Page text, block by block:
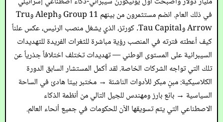
في ذلك العام. انضم مستثمرون من بينهم Group 11 وAleph وTru
Arrow وTau Capital. كورتز، الذي يشغل منصب الرئيس، عكس علناً
كيف أعطته فترته في المنصب رؤية مباشرة للثغرات الفريدة للتهديدات
السيبرانية على المستوى الوطني — تهديدات تختلف اختلافاً جذرياً عن
تلك التي تواجه الشركات الخاصة. لقد أكمل المستشار السابق الدورة
الكلاسيكية: مبنٍ مبكر للأدوات الناشئة → مختبر بيتا هادئ في الساحة
السياسية → بائع بارز ومهندس للجيل التالي من أنظمة الذكاء
الاصطناعي التي يتم تسويقها الآن للحكومات في جميع أنحاء العالم.